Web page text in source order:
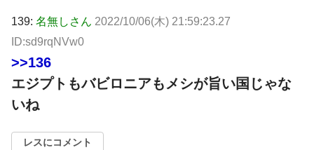
139: 名無しさん 2022/10/06(木) 21:59:23.27
ID:sd9rqNVw0
>>136
エジプトもバビロニアもメシが旨い国じゃな
いね
レスにコメント